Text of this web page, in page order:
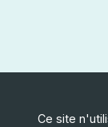
Ce site